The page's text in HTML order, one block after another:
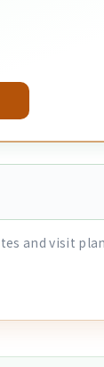
and visit